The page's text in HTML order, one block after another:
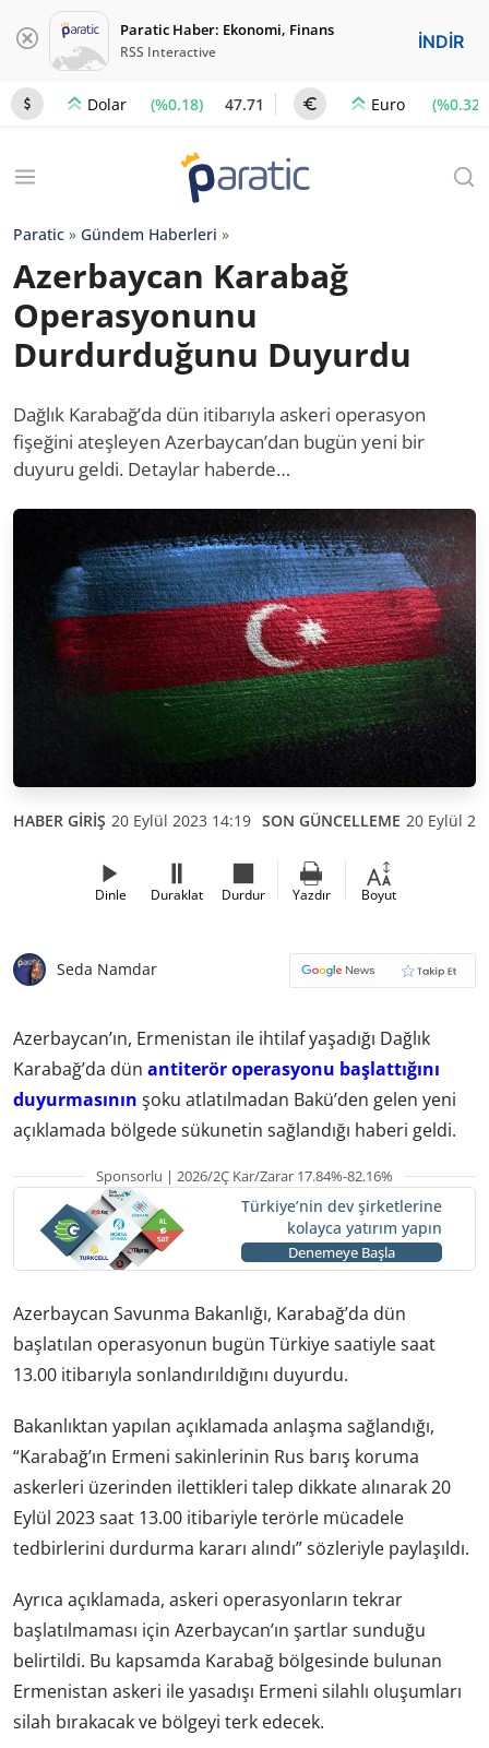
Paratic Haber: Ekonomi, Finans
RSS Interactive İNDİR
Dolar (%0.18) 47.71 Euro (%0.32)
Paratic » Gündem Haberleri »
Azerbaycan Karabağ
Operasyonunu
Durdurduğunu Duyurdu
Dağlık Karabağ’da dün itibarıyla askeri operasyon
fişeğini ateşleyen Azerbaycan’dan bugün yeni bir
duyuru geldi. Detaylar haberde…
HABER GİRİŞ 20 Eylül 2023 14:19 SON GÜNCELLEME 20 Eylül
Dinle Duraklat Durdur Yazdır Boyut
Seda Namdar
Azerbaycan’ın, Ermenistan ile ihtilaf yaşadığı Dağlık
Karabağ’da dün antiterör operasyonu başlattığını
duyurmasının şoku atlatılmadan Bakü’den gelen yeni
açıklamada bölgede sükunetin sağlandığı haberi geldi.
Sponsorlu | 2026/2Ç Kar/Zarar 17.84%-82.16%
Türkiye’nin dev şirketlerine
kolayca yatırım yapın
Denemeye Başla
Azerbaycan Savunma Bakanlığı, Karabağ’da dün
başlatılan operasyonun bugün Türkiye saatiyle saat
13.00 itibarıyla sonlandırıldığını duyurdu.
Bakanlıktan yapılan açıklamada anlaşma sağlandığı,
“Karabağ’ın Ermeni sakinlerinin Rus barış koruma
askerleri üzerinden ilettikleri talep dikkate alınarak 20
Eylül 2023 saat 13.00 itibariyle terörle mücadele
tedbirlerini durdurma kararı alındı” sözleriyle paylaşıldı.
Ayrıca açıklamada, askeri operasyonların tekrar
başlatılmaması için Azerbaycan’ın şartlar sunduğu
belirtildi. Bu kapsamda Karabağ bölgesinde bulunan
Ermenistan askeri ile yasadışı Ermeni silahlı oluşumları
silah bırakacak ve bölgeyi terk edecek.